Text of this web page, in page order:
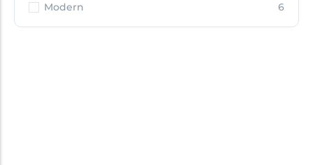
Modern
6